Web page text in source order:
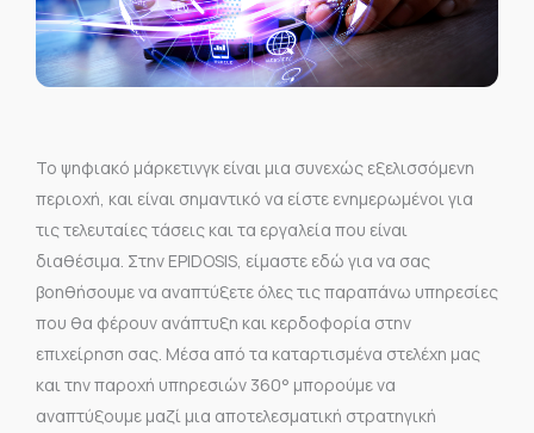
Το ψηφιακό μάρκετινγκ είναι μια συνεχώς εξελισσόμενη
περιοχή, και είναι σημαντικό να είστε ενημερωμένοι για
τις τελευταίες τάσεις και τα εργαλεία που είναι
διαθέσιμα. Στην EPIDOSIS, είμαστε εδώ για να σας
βοηθήσουμε να αναπτύξετε όλες τις παραπάνω υπηρεσίες
που θα φέρουν ανάπτυξη και κερδοφορία στην
επιχείρηση σας. Μέσα από τα καταρτισμένα στελέχη μας
και την παροχή υπηρεσιών 360° μπορούμε να
αναπτύξουμε μαζί μια αποτελεσματική στρατηγική